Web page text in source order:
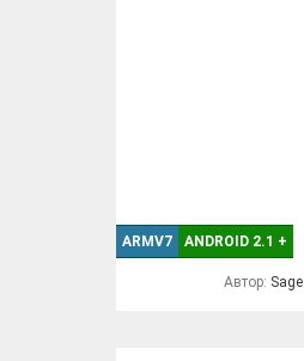
ARMV7 ANDROID 2.1 +
Автор: Sage